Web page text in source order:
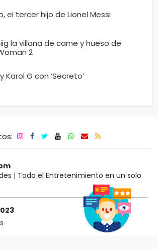
el tercer hijo de Lionel Messi
la villana de carne y hueso de
2
Anuel AA y Karol G con ‘Secreto’
| Todo el Entretenimiento en un solo